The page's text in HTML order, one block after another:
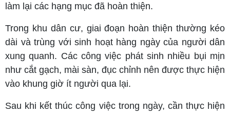
làm lại các hạng mục đã hoàn thiện.
Trong khu dân cư, giai đoạn hoàn thiện thường kéo
dài và trùng với sinh hoạt hàng ngày của người dân
xung quanh. Các công việc phát sinh nhiều bụi mịn
như cắt gạch, mài sàn, đục chỉnh nên được thực hiện
vào khung giờ ít người qua lại.
Sau khi kết thúc công việc trong ngày, cần thực hiện